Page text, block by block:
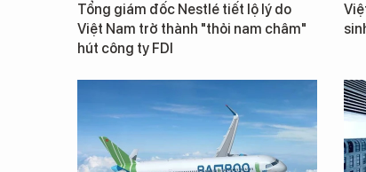
Tổng giám đốc Nestlé tiết lộ lý do
Việt Nam trở thành "thỏi nam châm"
hút công ty FDI